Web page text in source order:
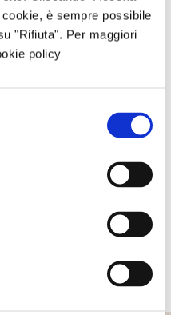
è sempre possibile
"Rifiuta". Per maggiori
policy
ed è soggetto alla
di Google.
di un nuovo